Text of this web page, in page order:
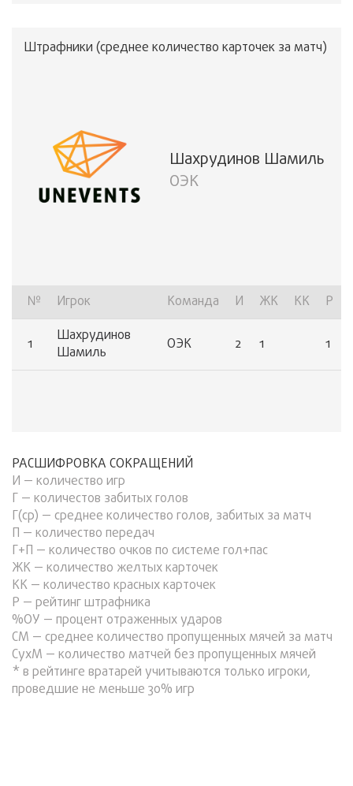
Штрафники (среднее количество карточек за матч)
Шахрудинов Шамиль
ОЭК
№ Игрок Команда И ЖК КК Р
1
Шахрудинов
Шамиль
ОЭК 2 1 1
РАСШИФРОВКА СОКРАЩЕНИЙ
И — количество игр
Г — количестов забитых голов
Г(ср) — среднее количество голов, забитых за матч
П — количество передач
Г+П — количество очков по системе гол+пас
ЖК — количество желтых карточек
КК — количество красных карточек
Р — рейтинг штрафника
%ОУ — процент отраженных ударов
СМ — среднее количество пропущенных мячей за матч
СухМ — количество матчей без пропущенных мячей
* в рейтинге вратарей учитываются только игроки,
проведшие не меньше 30% игр